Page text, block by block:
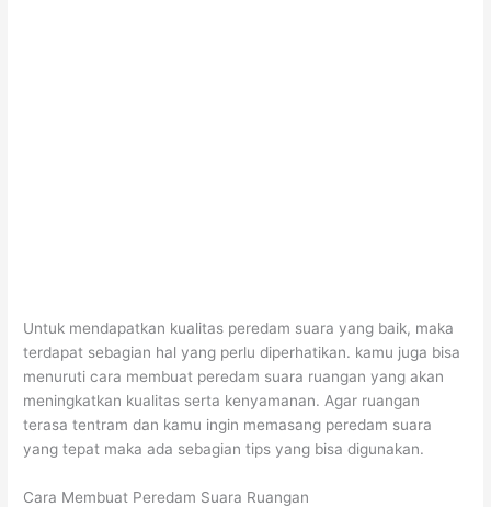
Untuk mendapatkan kualitas peredam suara yang baik, maka
terdapat sebagian hal yang perlu diperhatikan. kamu juga bisa
menuruti cara membuat peredam suara ruangan yang akan
meningkatkan kualitas serta kenyamanan. Agar ruangan
terasa tentram dan kamu ingin memasang peredam suara
yang tepat maka ada sebagian tips yang bisa digunakan.
Cara Membuat Peredam Suara Ruangan